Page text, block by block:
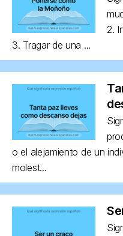
2.
3. Tragar de una ...
o el alejamiento de un
molest...